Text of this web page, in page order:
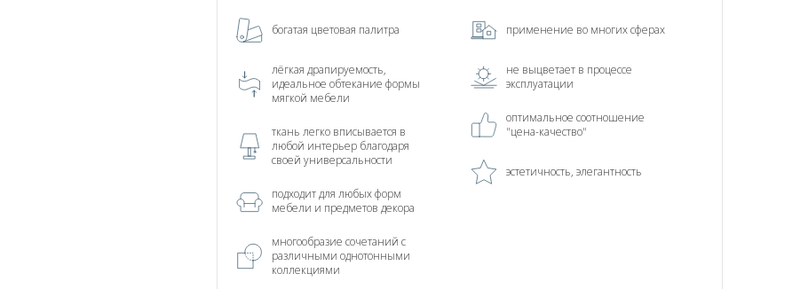
богатая цветовая палитра
лёгкая драпируемость,
идеальное обтекание формы
мягкой мебели
ткань легко вписывается в
любой интерьер благодаря
своей универсальности
подходит для любых форм
мебели и предметов декора
многообразие сочетаний с
различными однотонными
коллекциями
применение во многих сферах
не выцветает в процессе
эксплуатации
оптимальное соотношение
"цена-качество"
эстетичность, элегантность